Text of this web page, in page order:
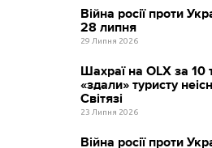
Війна росії проти
28 липня
29 Липня 2026
Шахраї на OLX за 10
«здали» туристу
Світязі
23 Липня 2026
Війна росії проти